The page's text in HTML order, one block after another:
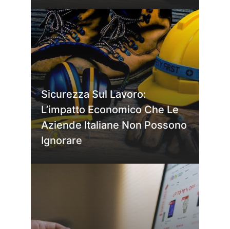
Sicurezza Sul Lavoro:
L’impatto Economico Che Le
Aziende Italiane Non Possono
Ignorare